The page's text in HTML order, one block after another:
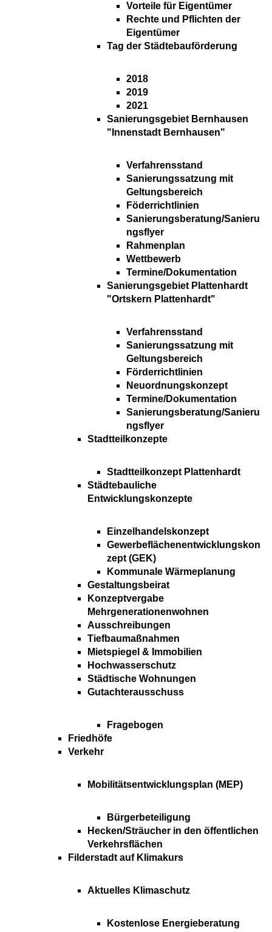
Vorteile für Eigentümer
Rechte und Pflichten der
Eigentümer
Tag der Städtebauförderung
2018
2019
2021
Sanierungsgebiet Bernhausen
"Innenstadt Bernhausen"
Verfahrensstand
Sanierungssatzung mit
Geltungsbereich
Föderrichtlinien
Sanierungsberatung/Sanieru
ngsflyer
Rahmenplan
Wettbewerb
Termine/Dokumentation
Sanierungsgebiet Plattenhardt
"Ortskern Plattenhardt"
Verfahrensstand
Sanierungssatzung mit
Geltungsbereich
Förderrichtlinien
Neuordnungskonzept
Termine/Dokumentation
Sanierungsberatung/Sanieru
ngsflyer
Stadtteilkonzepte
Stadtteilkonzept Plattenhardt
Städtebauliche
Entwicklungskonzepte
Einzelhandelskonzept
Gewerbeflächenentwicklungskon
zept (GEK)
Kommunale Wärmeplanung
Gestaltungsbeirat
Konzeptvergabe
Mehrgenerationenwohnen
Ausschreibungen
Tiefbaumaßnahmen
Mietspiegel & Immobilien
Hochwasserschutz
Städtische Wohnungen
Gutachterausschuss
Fragebogen
Friedhöfe
Verkehr
Mobilitätsentwicklungsplan (MEP)
Bürgerbeteiligung
Hecken/Sträucher in den öffentlichen
Verkehrsflächen
Filderstadt auf Klimakurs
Aktuelles Klimaschutz
Kostenlose Energieberatung